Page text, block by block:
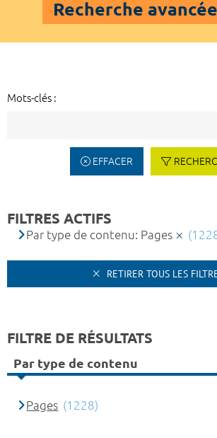
Recherche avancée
Mots-clés :
EFFACER
FILTRES ACTIFS
Par type de contenu: Pages
RETIRER TOUS LES
FILTRE DE RÉSULTATS
Par type de contenu
Pages (1228)